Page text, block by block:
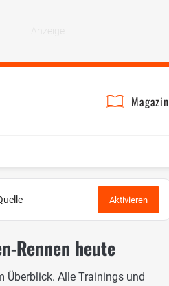
Magazin
Aktivieren
Rennen heute
Überblick. Alle Trainings und